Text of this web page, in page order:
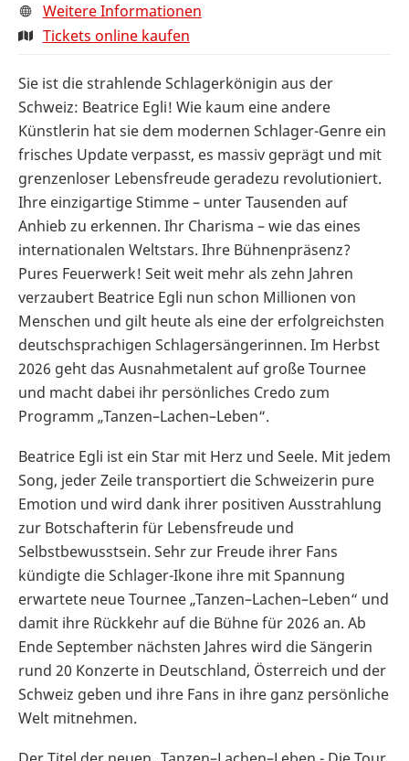
Weitere Informationen
Tickets online kaufen
Sie ist die strahlende Schlagerkönigin aus der
Schweiz: Beatrice Egli! Wie kaum eine andere
Künstlerin hat sie dem modernen Schlager-Genre ein
frisches Update verpasst, es massiv geprägt und mit
grenzenloser Lebensfreude geradezu revolutioniert.
Ihre einzigartige Stimme – unter Tausenden auf
Anhieb zu erkennen. Ihr Charisma – wie das eines
internationalen Weltstars. Ihre Bühnenpräsenz?
Pures Feuerwerk! Seit weit mehr als zehn Jahren
verzaubert Beatrice Egli nun schon Millionen von
Menschen und gilt heute als eine der erfolgreichsten
deutschsprachigen Schlagersängerinnen. Im Herbst
2026 geht das Ausnahmetalent auf große Tournee
und macht dabei ihr persönliches Credo zum
Programm „Tanzen–Lachen–Leben“.
Beatrice Egli ist ein Star mit Herz und Seele. Mit jedem
Song, jeder Zeile transportiert die Schweizerin pure
Emotion und wird dank ihrer positiven Ausstrahlung
zur Botschafterin für Lebensfreude und
Selbstbewusstsein. Sehr zur Freude ihrer Fans
kündigte die Schlager-Ikone ihre mit Spannung
erwartete neue Tournee „Tanzen–Lachen–Leben“ und
damit ihre Rückkehr auf die Bühne für 2026 an. Ab
Ende September nächsten Jahres wird die Sängerin
rund 20 Konzerte in Deutschland, Österreich und der
Schweiz geben und ihre Fans in ihre ganz persönliche
Welt mitnehmen.